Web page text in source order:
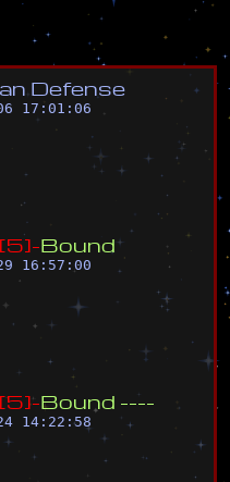
an Defense
17:01:06
[5]-Bound
16:57:00
[5]-Bound ----
14:22:58